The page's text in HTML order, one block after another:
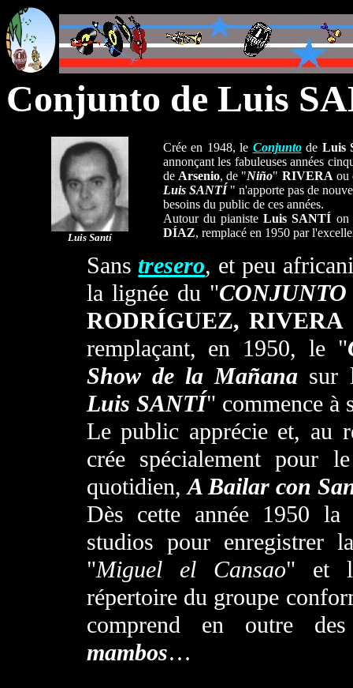
Conjunto de Luis
Luis Santí
Crée en 1948, le Conjuntode Luis
annonçant les fabuleuses années
de Arsenio, de "Niño" RIVERA ou
Luis SANTÍ " n'apporte pas de
besoins du public de ces années.
Autour du pianisteLuis SANTÍ on
DÍAZ, remplacé en 1950 par
Sans tresero, et peu
la lignée du "
RODRÍGUEZ, RIVERA
remplaçant, en 1950, le "
Show de la Mañana sur
Luis SANTÍ" commence à
Le public apprécie et, au
crée spécialement pour
quotidien,A Bailar con
Dès cette année 1950
studios pour enregistrer
"Miguel el Cansao" et
répertoire du groupe
comprend en outre
mambos…